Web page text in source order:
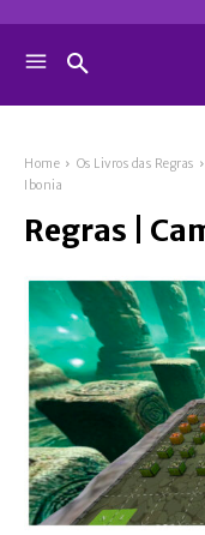
Home Os Livros das Regras
Ibonia
Regras |